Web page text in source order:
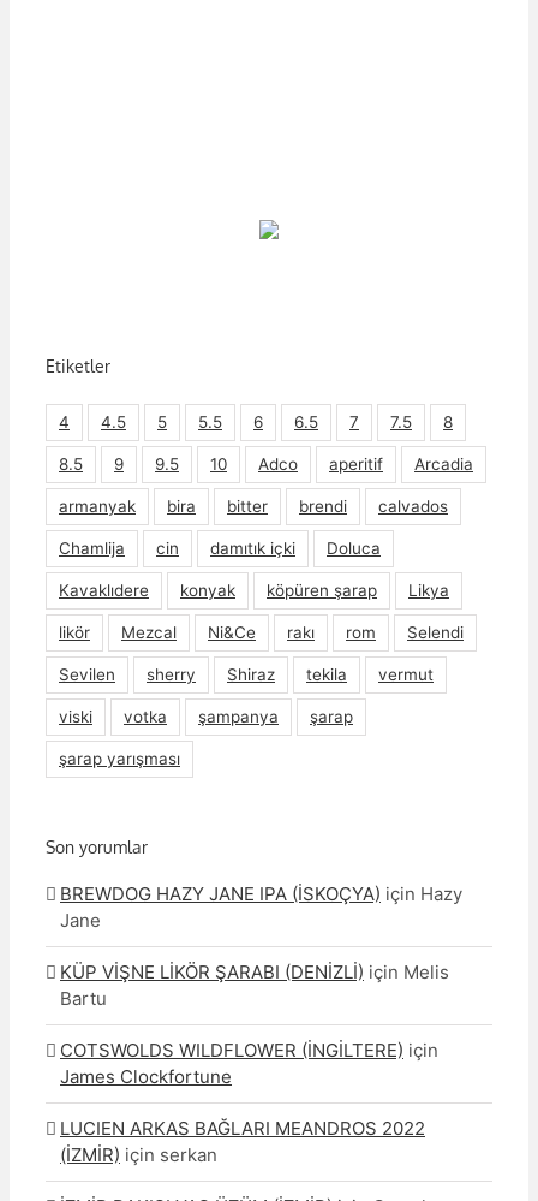
Etiketler
4 4.5 5 5.5 6 6.5 7 7.5 8
8.5 9 9.5 10 Adco aperitif Arcadia
armanyak bira bitter brendi calvados
Chamlija cin damıtık içki Doluca
Kavaklıdere konyak köpüren şarap Likya
likör Mezcal Ni&Ce rakı rom Selendi
Sevilen sherry Shiraz tekila vermut
viski votka şampanya şarap
şarap yarışması
Son yorumlar
BREWDOG HAZY JANE IPA (İSKOÇYA) için Hazy
Jane
KÜP VİŞNE LİKÖR ŞARABI (DENİZLİ) için Melis
Bartu
COTSWOLDS WILDFLOWER (İNGİLTERE) için
James Clockfortune
LUCIEN ARKAS BAĞLARI MEANDROS 2022
(İZMİR) için serkan